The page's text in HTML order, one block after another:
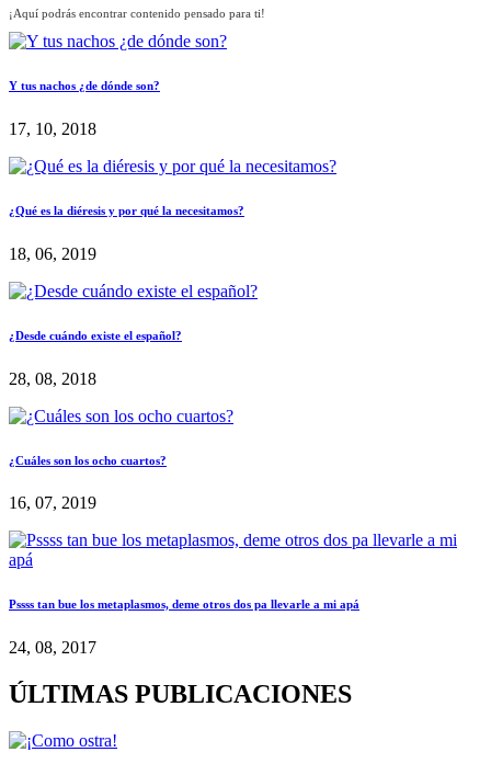
¡Aquí podrás encontrar contenido pensado para ti!
Y tus nachos ¿de dónde son?
17, 10, 2018
¿Qué es la diéresis y por qué la necesitamos?
18, 06, 2019
¿Desde cuándo existe el español?
28, 08, 2018
¿Cuáles son los ocho cuartos?
16, 07, 2019
Pssss tan bue los metaplasmos, deme otros dos pa llevarle a mi apá
24, 08, 2017
ÚLTIMAS PUBLICACIONES